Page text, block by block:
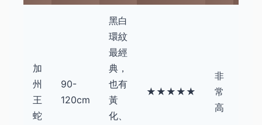
加
州
王
蛇
90-
120cm
黑白
環紋
最經
典，
也有
黃
化、
★★★★★
非
常
高